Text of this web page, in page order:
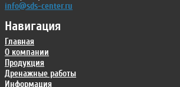
Навигация
Главная
О компании
Продукция
Дренажные работы
Информация
info@sds-center.ru